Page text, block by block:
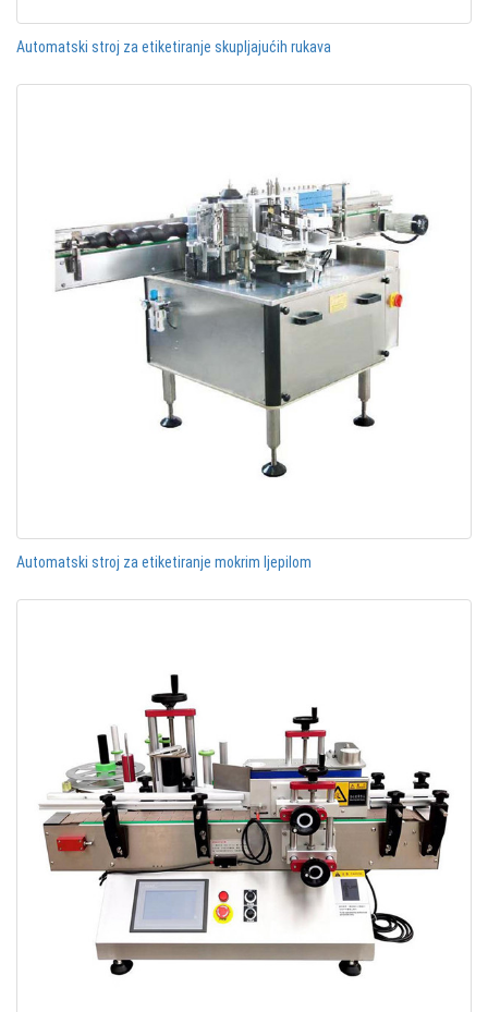
Automatski stroj za etiketiranje skupljajućih rukava
Automatski stroj za etiketiranje mokrim ljepilom